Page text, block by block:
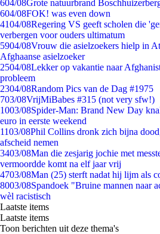
604/08Grote natuurbrand
604/08FOK! was even down
4104/08Regering VS geeft scholen die
verbergen voor ouders ultimatum
5904/08Vrouw die asielzoekers hielp in
Afghaanse asielzoeker
2504/08Lekker op vakantie naar
probleem
2304/08Random Pics van de Dag #1975
703/08VrijMiBabes #315 (not very sfw!)
1003/08Spider-Man: Brand New Day
euro in eerste weekend
1103/08Phil Collins dronk zich bijna
afscheid nemen
3403/08Man die zesjarig jochie met
vermoordde komt na elf jaar vrij
4703/08Man (25) sterft nadat hij lijm als
8003/08Spandoek "Bruine mannen naar
wèl racistisch
Laatste items
Laatste items
Toon berichten uit deze thema's